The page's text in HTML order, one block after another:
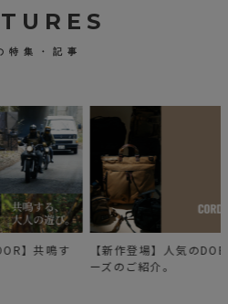
特集・記事
【新作登場】人気のDOBBYシリ
ーズのご紹介。